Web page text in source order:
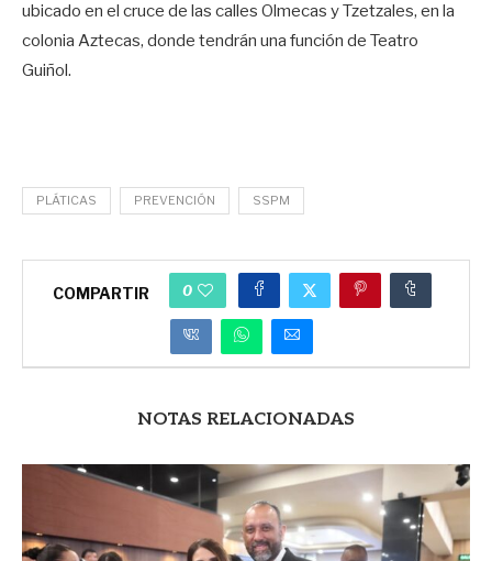
ubicado en el cruce de las calles Olmecas y Tzetzales, en la
colonia Aztecas, donde tendrán una función de Teatro
Guiñol.
PLÁTICAS PREVENCIÓN SSPM
COMPARTIR 0
NOTAS RELACIONADAS